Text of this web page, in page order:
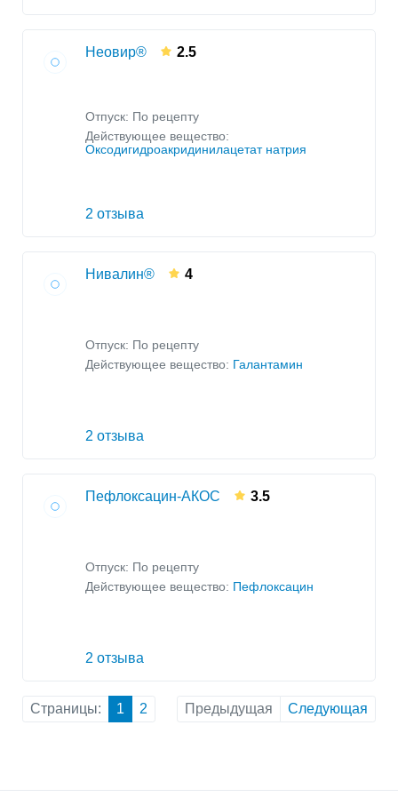
Неовир® 2.5
Отпуск: По рецепту
Действующее вещество:
Оксодигидроакридинилацетат натрия
2 отзыва
Нивалин® 4
Отпуск: По рецепту
Действующее вещество: Галантамин
2 отзыва
Пефлоксацин-АКОС 3.5
Отпуск: По рецепту
Действующее вещество: Пефлоксацин
2 отзыва
Страницы: 1 2 Предыдущая Следующая